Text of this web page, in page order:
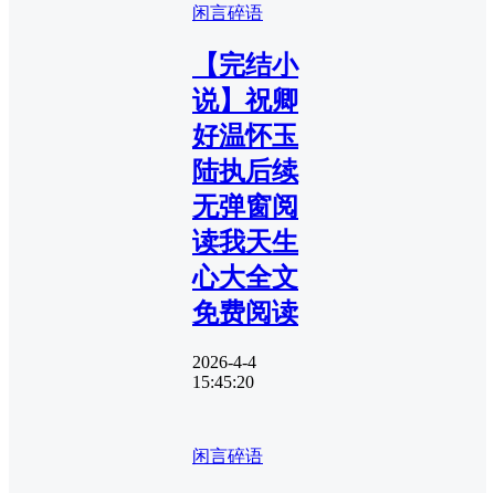
闲言碎语
【完结小
说】祝卿
好温怀玉
陆执后续
无弹窗阅
读我天生
心大全文
免费阅读
2026-4-4
15:45:20
闲言碎语